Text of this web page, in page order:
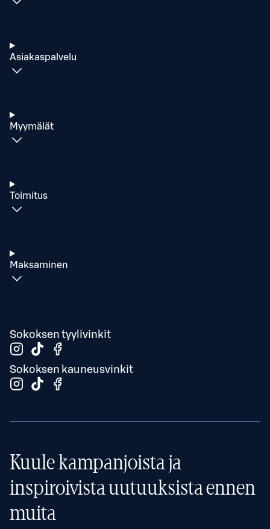
Asiakaspalvelu
Myymälät
Toimitus
Maksaminen
Sokoksen tyylivinkit
Sokoksen kauneusvinkit
Kuule kampanjoista ja
inspiroivista uutuuksista ennen
muita